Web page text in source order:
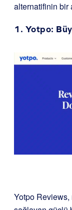
alternatifinin bir
1. Yotpo:
Yotpo